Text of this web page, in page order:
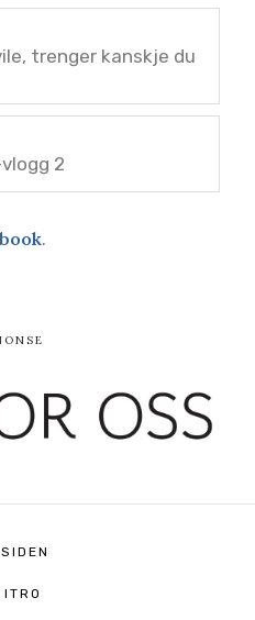
trenger kanskje du
2
.
ITRO